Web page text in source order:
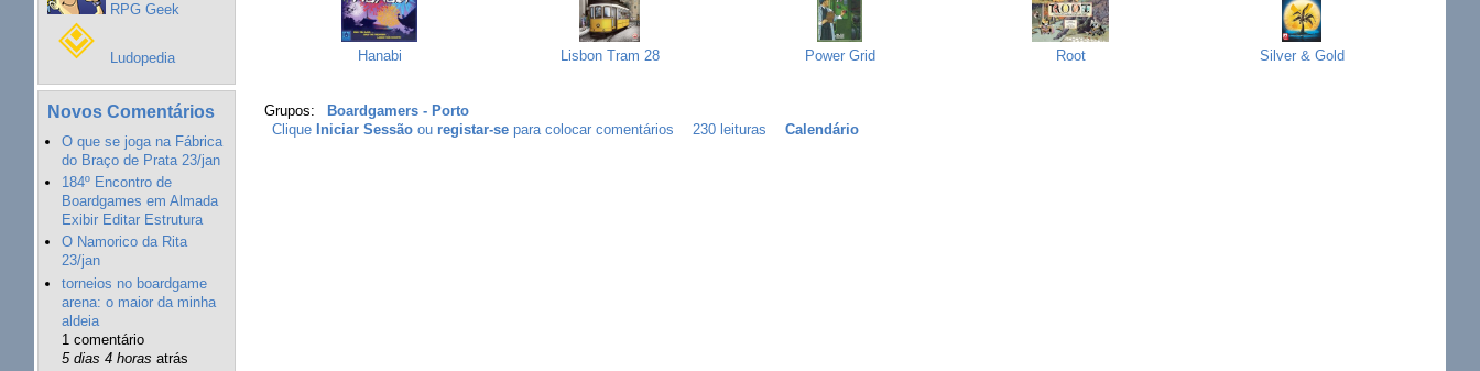
RPG Geek
Ludopedia
Novos Comentários
O que se joga na Fábrica
do Braço de Prata 23/jan
184º Encontro de
Boardgames em Almada
Exibir Editar Estrutura
O Namorico da Rita
23/jan
torneios no boardgame
arena: o maior da minha
aldeia
1 comentário
5 dias 4 horas atrás
Hanabi Lisbon Tram 28 Power Grid Root Silver & Gold
Grupos:
Boardgamers - Porto
Clique Iniciar Sessãoou registar-separa colocar comentários 230 leituras Calendário